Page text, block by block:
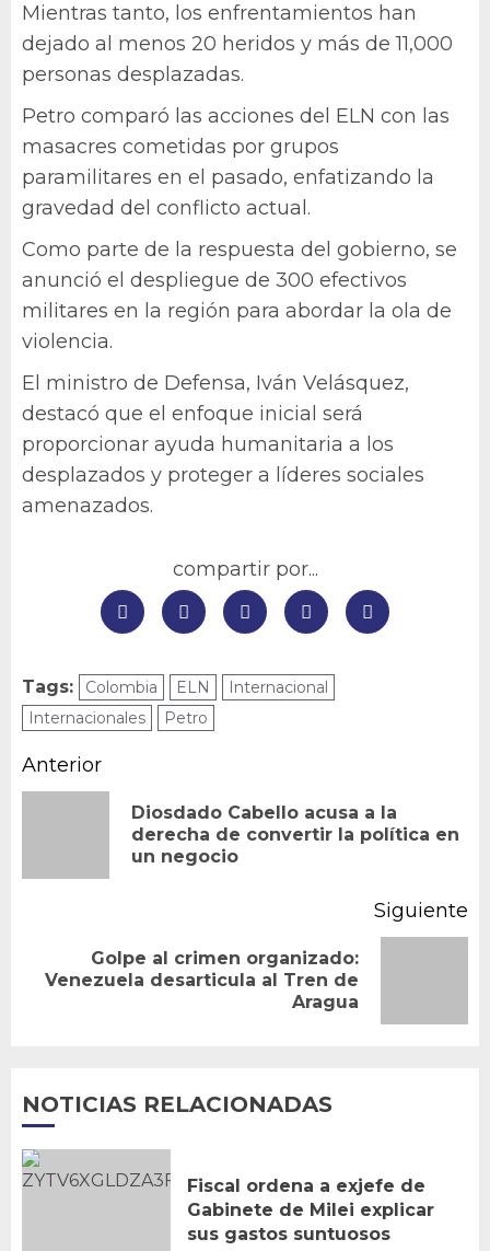
Mientras tanto, los enfrentamientos han
dejado al menos 20 heridos y más de 11,000
personas desplazadas.
Petro comparó las acciones del ELN con las
masacres cometidas por grupos
paramilitares en el pasado, enfatizando la
gravedad del conflicto actual.
Como parte de la respuesta del gobierno, se
anunció el despliegue de 300 efectivos
militares en la región para abordar la ola de
violencia.
El ministro de Defensa, Iván Velásquez,
destacó que el enfoque inicial será
proporcionar ayuda humanitaria a los
desplazados y proteger a líderes sociales
amenazados.
compartir por...
Tags: Colombia ELN
Internacional
Internacionales
Petro
Navegación
entradas
Anterior
Diosdado Cabello acusa a la
derecha de convertir la política en
un negocio
Siguiente
Siguiente
Golpe al crimen organizado:
Venezuela desarticula al Tren de
Aragua
NOTICIAS RELACIONADAS
Fiscal ordena a exjefe de
Gabinete de Milei explicar
sus gastos suntuosos